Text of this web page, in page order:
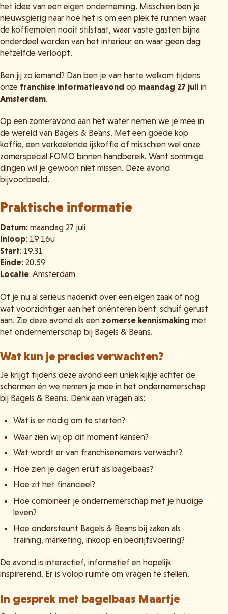
het idee van een eigen onderneming. Misschien ben je
nieuwsgierig naar hoe het is om een plek te runnen waar
de koffiemolen nooit stilstaat, waar vaste gasten bijna
onderdeel worden van het interieur en waar geen dag
hetzelfde verloopt.
Ben jij zo iemand? Dan ben je van harte welkom tijdens
onze franchise informatieavond op maandag 27 juli in
Amsterdam.
Op een zomeravond aan het water nemen we je mee in
de wereld van Bagels & Beans. Met een goede kop
koffie, een verkoelende ijskoffie of misschien wel onze
zomerspecial FOMO binnen handbereik. Want sommige
dingen wil je gewoon niet missen. Deze avond
bijvoorbeeld.
Praktische informatie
Datum: maandag 27 juli
Inloop: 19:16u
Start: 19.31
Einde: 20.59
Locatie: Amsterdam
Of je nu al serieus nadenkt over een eigen zaak of nog
wat voorzichtiger aan het oriënteren bent: schuif gerust
aan. Zie deze avond als een zomerse kennismaking met
het ondernemerschap bij Bagels & Beans.
Wat kun je precies verwachten?
Je krijgt tijdens deze avond een uniek kijkje achter de
schermen én we nemen je mee in het ondernemerschap
bij Bagels & Beans. Denk aan vragen als:
Wat is er nodig om te starten?
Waar zien wij op dit moment kansen?
Wat wordt er van franchisenemers verwacht?
Hoe zien je dagen eruit als bagelbaas?
Hoe zit het financieel?
Hoe combineer je ondernemerschap met je huidige
leven?
Hoe ondersteunt Bagels & Beans bij zaken als
training, marketing, inkoop en bedrijfsvoering?
De avond is interactief, informatief en hopelijk
inspirerend. Er is volop ruimte om vragen te stellen.
In gesprek met bagelbaas Maartje